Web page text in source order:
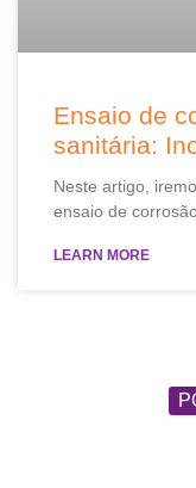
Ensaio de
sanitária:
Neste artigo,
ensaio de
LEARN MORE